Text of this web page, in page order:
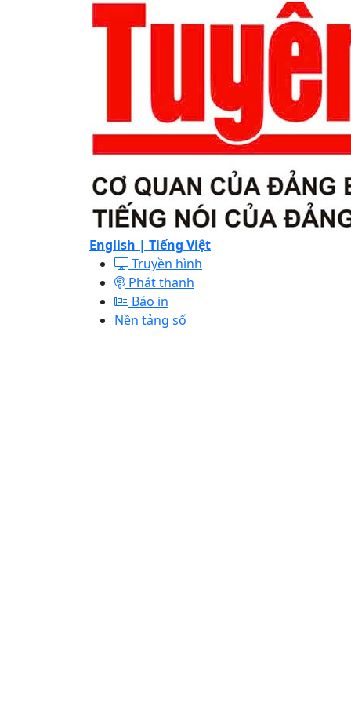
English | Tiếng Việt
Truyền hình
Phát thanh
Báo in
Nền tảng số